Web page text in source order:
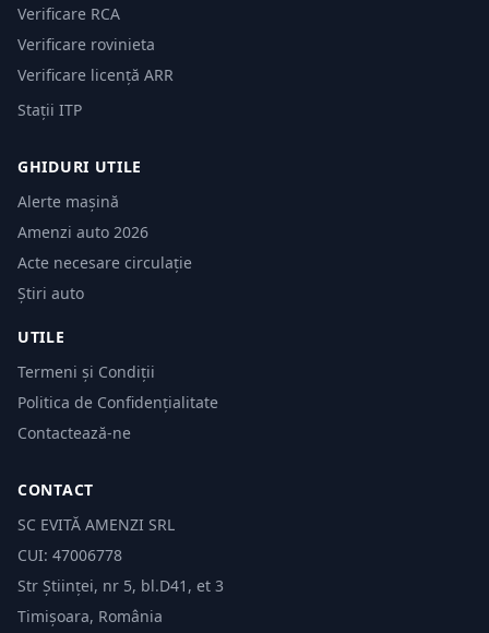
Verificare RCA
Verificare rovinieta
Verificare licență ARR
Stații ITP
GHIDURI UTILE
Alerte mașină
Amenzi auto 2026
Acte necesare circulație
Știri auto
UTILE
Termeni și Condiții
Politica de Confidențialitate
Contactează-ne
CONTACT
SC EVITĂ AMENZI SRL
CUI: 47006778
Str Științei, nr 5, bl.D41, et 3
Timișoara, România